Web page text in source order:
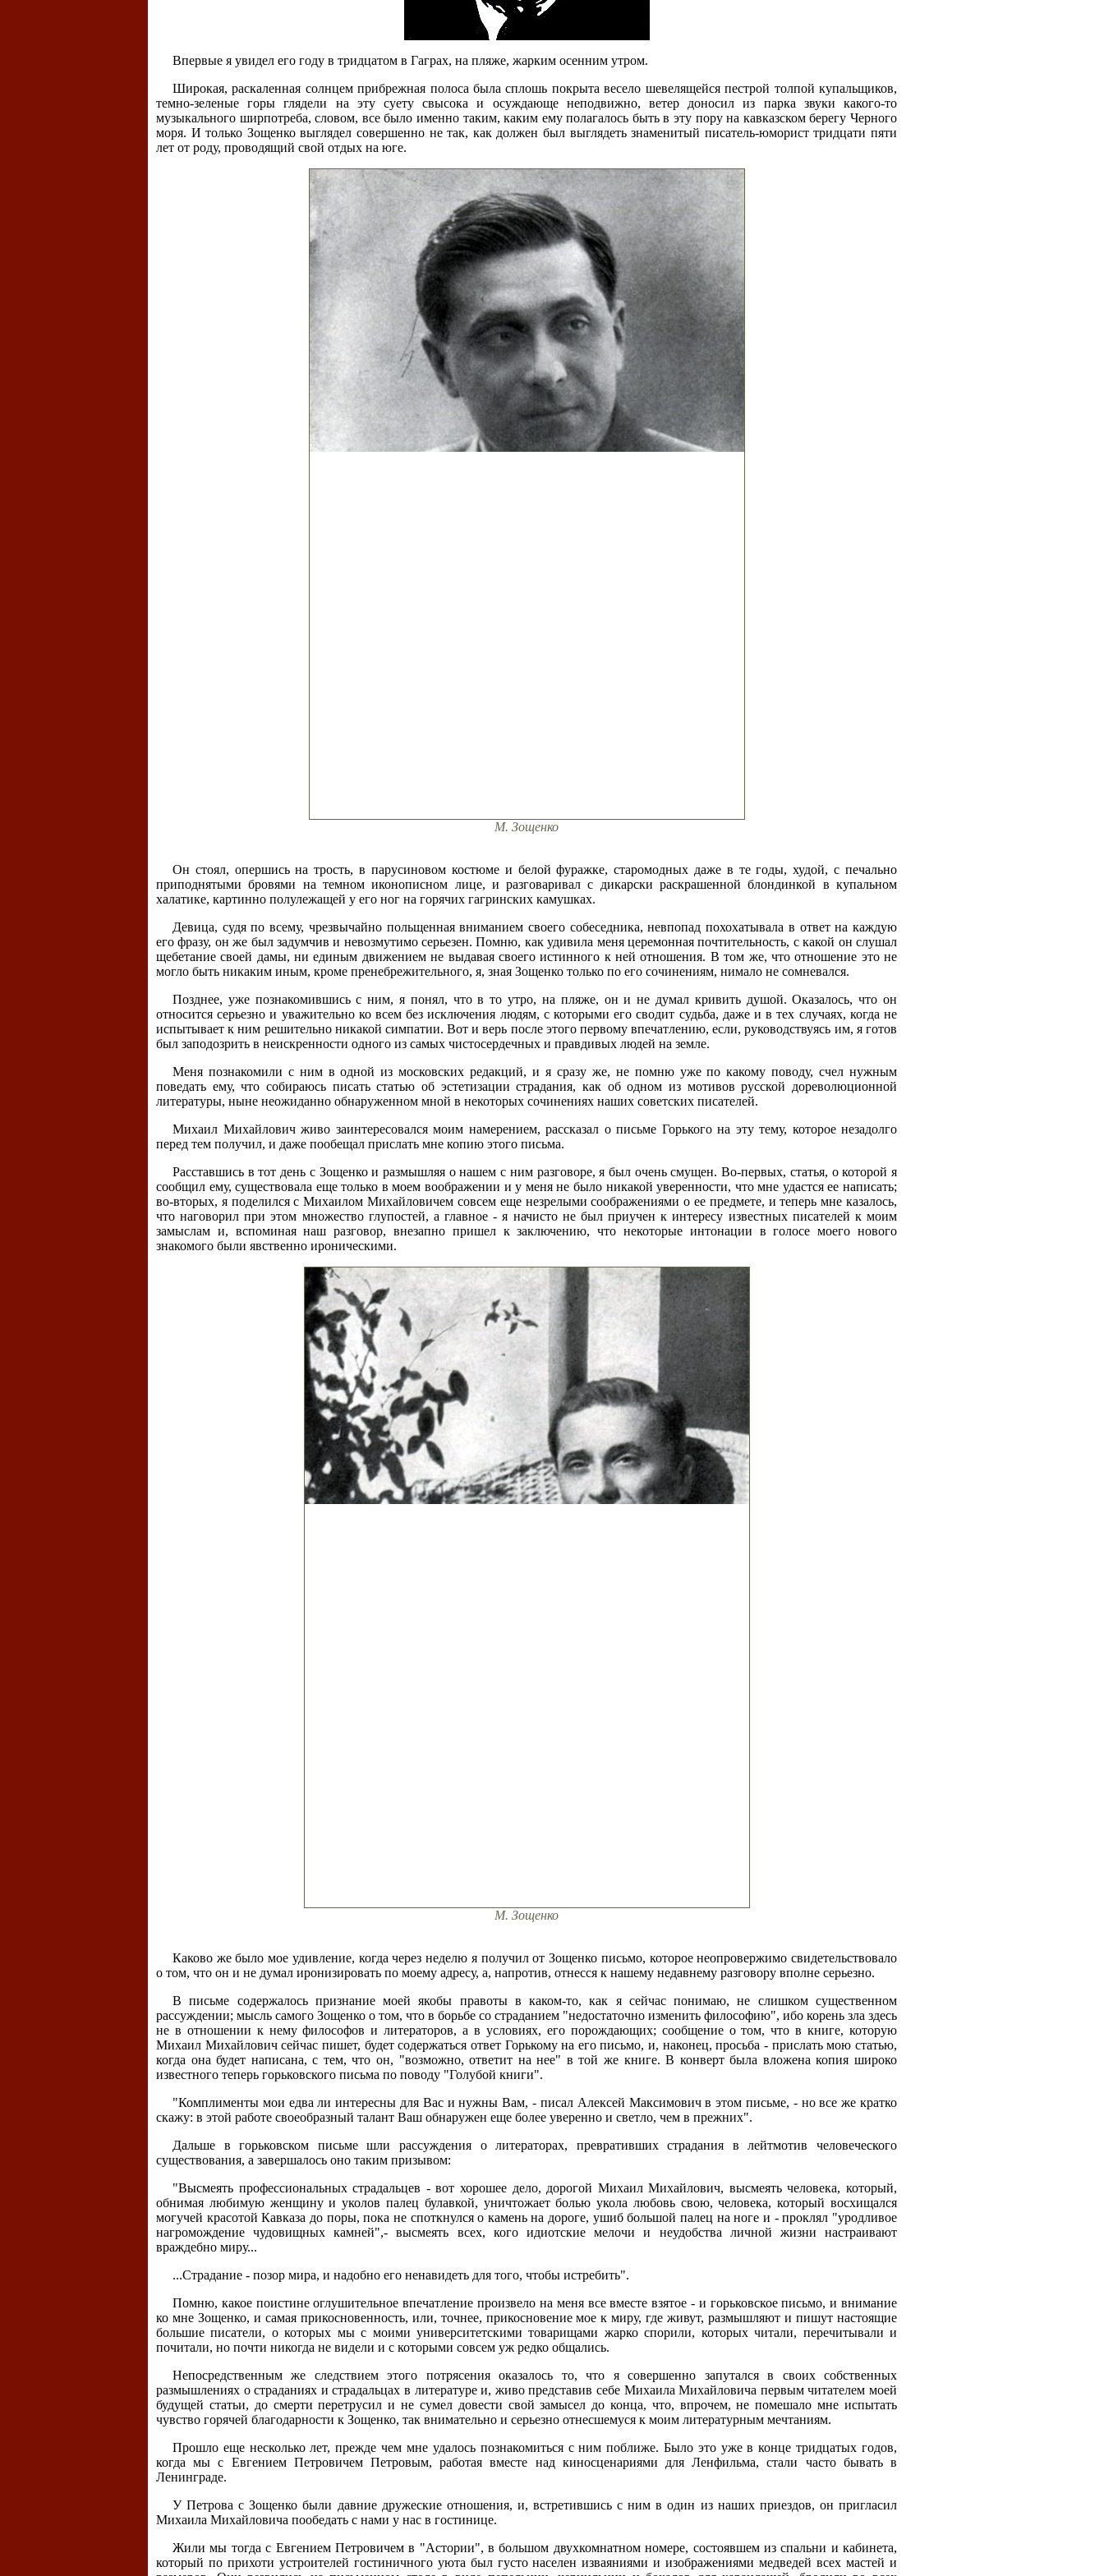
Впервые я увидел его году в тридцатом в Гаграх, на пляже, жарким осенним утром.
Широкая, раскаленная солнцем прибрежная полоса была сплошь покрыта весело шевелящейся пестрой толпой купальщиков,
темно-зеленые горы глядели на эту суету свысока и осуждающе неподвижно, ветер доносил из парка звуки какого-то
музыкального ширпотреба, словом, все было именно таким, каким ему полагалось быть в эту пору на кавказском берегу Черного
моря. И только Зощенко выглядел совершенно не так, как должен был выглядеть знаменитый писатель-юморист тридцати пяти
лет от роду, проводящий свой отдых на юге.
М. Зощенко
Он стоял, опершись на трость, в парусиновом костюме и белой фуражке, старомодных даже в те годы, худой, с печально
приподнятыми бровями на темном иконописном лице, и разговаривал с дикарски раскрашенной блондинкой в купальном
халатике, картинно полулежащей у его ног на горячих гагринских камушках.
Девица, судя по всему, чрезвычайно польщенная вниманием своего собеседника, невпопад похохатывала в ответ на каждую
его фразу, он же был задумчив и невозмутимо серьезен. Помню, как удивила меня церемонная почтительность, с какой он слушал
щебетание своей дамы, ни единым движением не выдавая своего истинного к ней отношения. В том же, что отношение это не
могло быть никаким иным, кроме пренебрежительного, я, зная Зощенко только по его сочинениям, нимало не сомневался.
Позднее, уже познакомившись с ним, я понял, что в то утро, на пляже, он и не думал кривить душой. Оказалось, что он
относится серьезно и уважительно ко всем без исключения людям, с которыми его сводит судьба, даже и в тех случаях, когда не
испытывает к ним решительно никакой симпатии. Вот и верь после этого первому впечатлению, если, руководствуясь им, я готов
был заподозрить в неискренности одного из самых чистосердечных и правдивых людей на земле.
Меня познакомили с ним в одной из московских редакций, и я сразу же, не помню уже по какому поводу, счел нужным
поведать ему, что собираюсь писать статью об эстетизации страдания, как об одном из мотивов русской дореволюционной
литературы, ныне неожиданно обнаруженном мной в некоторых сочинениях наших советских писателей.
Михаил Михайлович живо заинтересовался моим намерением, рассказал о письме Горького на эту тему, которое незадолго
перед тем получил, и даже пообещал прислать мне копию этого письма.
Расставшись в тот день с Зощенко и размышляя о нашем с ним разговоре, я был очень смущен. Во-первых, статья, о которой я
сообщил ему, существовала еще только в моем воображении и у меня не было никакой уверенности, что мне удастся ее написать;
во-вторых, я поделился с Михаилом Михайловичем совсем еще незрелыми соображениями о ее предмете, и теперь мне казалось,
что наговорил при этом множество глупостей, а главное - я начисто не был приучен к интересу известных писателей к моим
замыслам и, вспоминая наш разговор, внезапно пришел к заключению, что некоторые интонации в голосе моего нового
знакомого были явственно ироническими.
М. Зощенко
Каково же было мое удивление, когда через неделю я получил от Зощенко письмо, которое неопровержимо свидетельствовало
о том, что он и не думал иронизировать по моему адресу, а, напротив, отнесся к нашему недавнему разговору вполне серьезно.
В письме содержалось признание моей якобы правоты в каком-то, как я сейчас понимаю, не слишком существенном
рассуждении; мысль самого Зощенко о том, что в борьбе со страданием "недостаточно изменить философию", ибо корень зла здесь
не в отношении к нему философов и литераторов, а в условиях, его порождающих; сообщение о том, что в книге, которую
Михаил Михайлович сейчас пишет, будет содержаться ответ Горькому на его письмо, и, наконец, просьба - прислать мою статью,
когда она будет написана, с тем, что он, "возможно, ответит на нее" в той же книге. В конверт была вложена копия широко
известного теперь горьковского письма по поводу "Голубой книги".
"Комплименты мои едва ли интересны для Вас и нужны Вам, - писал Алексей Максимович в этом письме, - но все же кратко
скажу: в этой работе своеобразный талант Ваш обнаружен еще более уверенно и светло, чем в прежних".
Дальше в горьковском письме шли рассуждения о литераторах, превративших страдания в лейтмотив человеческого
существования, а завершалось оно таким призывом:
"Высмеять профессиональных страдальцев - вот хорошее дело, дорогой Михаил Михайлович, высмеять человека, который,
обнимая любимую женщину и уколов палец булавкой, уничтожает болью укола любовь свою, человека, который восхищался
могучей красотой Кавказа до поры, пока не споткнулся о камень на дороге, ушиб большой палец на ноге и - проклял "уродливое
нагромождение чудовищных камней",- высмеять всех, кого идиотские мелочи и неудобства личной жизни настраивают
враждебно миру...
...Страдание - позор мира, и надобно его ненавидеть для того, чтобы истребить".
Помню, какое поистине оглушительное впечатление произвело на меня все вместе взятое - и горьковское письмо, и внимание
ко мне Зощенко, и самая прикосновенность, или, точнее, прикосновение мое к миру, где живут, размышляют и пишут настоящие
большие писатели, о которых мы с моими университетскими товарищами жарко спорили, которых читали, перечитывали и
почитали, но почти никогда не видели и с которыми совсем уж редко общались.
Непосредственным же следствием этого потрясения оказалось то, что я совершенно запутался в своих собственных
размышлениях о страданиях и страдальцах в литературе и, живо представив себе Михаила Михайловича первым читателем моей
будущей статьи, до смерти перетрусил и не сумел довести свой замысел до конца, что, впрочем, не помешало мне испытать
чувство горячей благодарности к Зощенко, так внимательно и серьезно отнесшемуся к моим литературным мечтаниям.
Прошло еще несколько лет, прежде чем мне удалось познакомиться с ним поближе. Было это уже в конце тридцатых годов,
когда мы с Евгением Петровичем Петровым, работая вместе над киносценариями для Ленфильма, стали часто бывать в
Ленинграде.
У Петрова с Зощенко были давние дружеские отношения, и, встретившись с ним в один из наших приездов, он пригласил
Михаила Михайловича пообедать с нами у нас в гостинице.
Жили мы тогда с Евгением Петровичем в "Астории", в большом двухкомнатном номере, состоявшем из спальни и кабинета,
который по прихоти устроителей гостиничного уюта был густо населен изваяниями и изображениями медведей всех мастей и